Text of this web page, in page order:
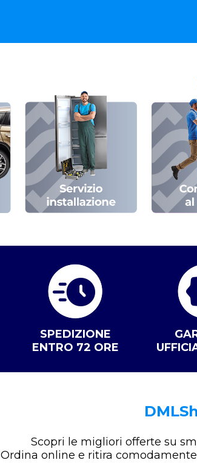
SPEDIZIONE
ENTRO 72 ORE
Scopri le migliori offerte su
Ordina online e ritira